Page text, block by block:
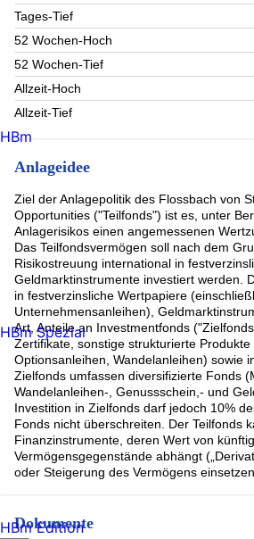
Tages-Tief
52 Wochen-Hoch
52 Wochen-Tief
Allzeit-Hoch
Allzeit-Tief
Anlageidee
Ziel der Anlagepolitik des Flossbach von
Opportunities ("Teilfonds") ist es, unter
Anlagerisikos einen angemessenen
Das Teilfondsvermögen soll nach dem
Risikostreuung international in
Geldmarktinstrumente investiert werden.
in festverzinsliche Wertpapiere
Unternehmensanleihen),
Art, Anteile an Investmentfonds
Zertifikate, sonstige strukturierte Produkte
Optionsanleihen, Wandelanleihen) sowie
Zielfonds umfassen diversifizierte Fonds
Wandelanleihen-, Genussschein,- und
Investition in Zielfonds darf jedoch 10%
Fonds nicht überschreiten. Der Teilfonds
Finanzinstrumente, deren Wert von
Vermögensgegenstände abhängt
oder Steigerung des Vermögens einsetzen.
Dokumente
HBm
HBm Spezial
HBm Edition